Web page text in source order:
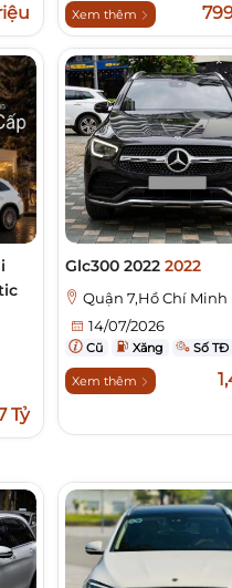
Xem thêm
Tỷ
Glc300 20222022
Quận 7,Hồ Chí Minh
14/07/2026
Cũ Xăng Số TĐ
Xem thêm